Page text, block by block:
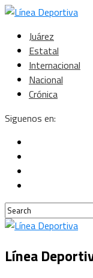
Juárez
Estatal
Internacional
Nacional
Crónica
Siguenos en:
Línea